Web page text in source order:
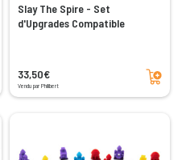
Slay The Spire - Set
d'Upgrades Compatible
33,50€
Vendu par Philibert
Ajouter au panier